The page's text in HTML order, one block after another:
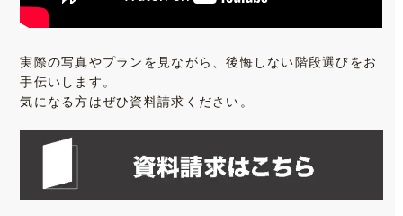
実際の写真やプランを見ながら、後悔しない階段選びをお
手伝いします。
気になる方はぜひ資料請求ください。